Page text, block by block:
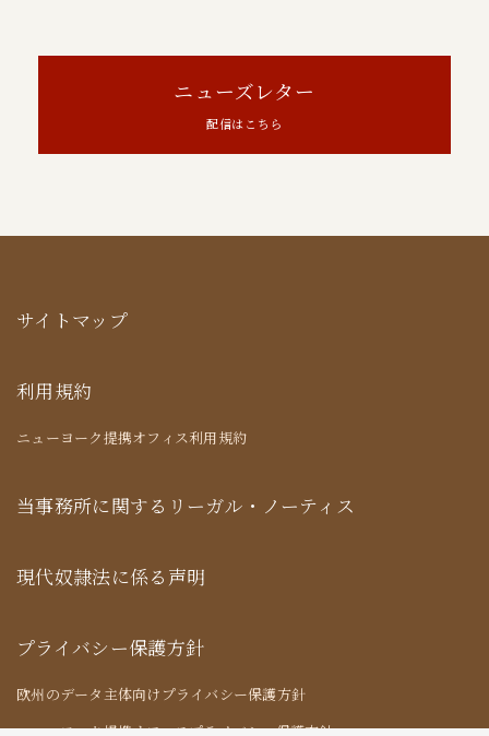
ニューズレター
配信はこちら
サイトマップ
利用規約
ニューヨーク提携オフィス利用規約
当事務所に関するリーガル・ノーティス
現代奴隷法に係る声明
プライバシー保護方針
欧州のデータ主体向けプライバシー保護方針
ニューヨーク提携オフィスプライバシー保護方針